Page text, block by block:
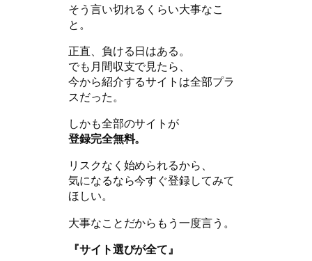
そう言い切れるくらい大事なこ
と。
正直、負ける日はある。
でも月間収支で見たら、
今から紹介するサイトは全部プラ
スだった。
しかも全部のサイトが
登録完全無料。
リスクなく始められるから、
気になるなら今すぐ登録してみて
ほしい。
大事なことだからもう一度言う。
『サイト選びが全て』